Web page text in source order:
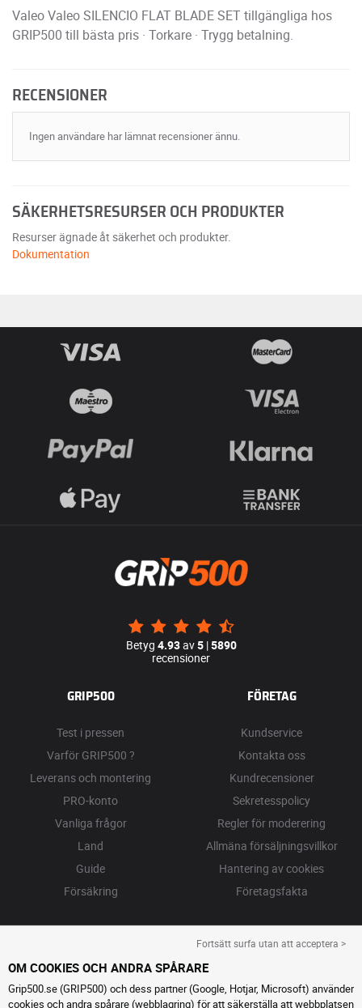
Valeo Valeo SILENCIO FLAT BLADE SET tillgängliga hos
GRIP500 till bästa pris · Torkare · Trygg betalning.
RECENSIONER
Ingen användare har lämnat recensioner ännu.
SÄKERHETSRESURSER OCH PRODUKTER
Resurser ägnade åt säkerhet och produkter.
Dokumentation
Betyg 4.93av5|5890
recensioner
GRIP500
Test i pressen
Varför GRIP500 ?
Leverans och montering
PRO-konto
Vanliga frågor
Land
Guide
Försäkring
FÖRETAG
Kundservice
Kontakta oss
Kundrecensioner
Sekretesspolicy
Regler för moderering
Allmäna försäljningsvillkor
Hantering av cookies
Företagsfakta
Fortsätt surfa utan att acceptera >
OM COOKIES OCH ANDRA SPÅRARE
Grip500.se (GRIP500) och dess partner (Google, Hotjar, Microsoft) använder
cookies och andra spårare (webblagring) för att säkerställa att webbplatsen